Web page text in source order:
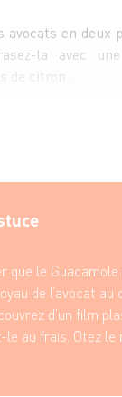
avocats en deux
la avec
de citron.
que le Guacamole
de l’avocat au
d’un film
le au frais. Otez le